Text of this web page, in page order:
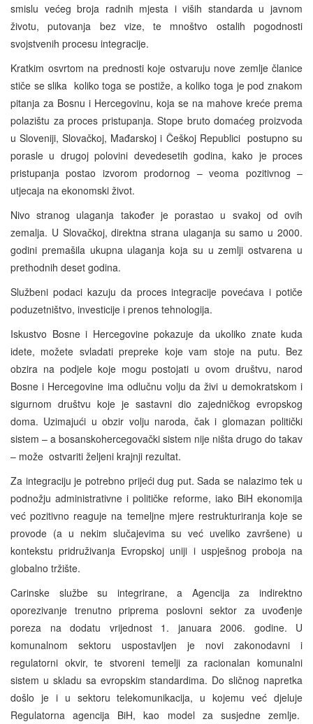
smislu većeg broja radnih mjesta i viših standarda u javnom
životu, putovanja bez vize, te mnoštvo ostalih pogodnosti
svojstvenih procesu integracije.
Kratkim osvrtom na prednosti koje ostvaruju nove zemlje članice
stiče se slika koliko toga se postiže, a koliko toga je pod znakom
pitanja za Bosnu i Hercegovinu, koja se na mahove kreće prema
polazištu za proces pristupanja. Stope bruto domaćeg proizvoda
u Sloveniji, Slovačkoj, Mađarskoj i Češkoj Republici postupno su
porasle u drugoj polovini devedesetih godina, kako je proces
pristupanja postao izvorom prodornog – veoma pozitivnog –
utjecaja na ekonomski život.
Nivo stranog ulaganja također je porastao u svakoj od ovih
zemalja. U Slovačkoj, direktna strana ulaganja su samo u 2000.
godini premašila ukupna ulaganja koja su u zemlji ostvarena u
prethodnih deset godina.
Službeni podaci kazuju da proces integracije povećava i potiče
poduzetništvo, investicije i prenos tehnologija.
Iskustvo Bosne i Hercegovine pokazuje da ukoliko znate kuda
idete, možete svladati prepreke koje vam stoje na putu. Bez
obzira na podjele koje mogu postojati u ovom društvu, narod
Bosne i Hercegovine ima odlučnu volju da živi u demokratskom i
sigurnom društvu koje je sastavni dio zajedničkog evropskog
doma. Uzimajući u obzir volju naroda, čak i glomazan politički
sistem – a bosanskohercegovački sistem nije ništa drugo do takav
– može ostvariti željeni krajnji rezultat.
Za integraciju je potrebno prijeći dug put. Sada se nalazimo tek u
podnožju administrativne i političke reforme, iako BiH ekonomija
već pozitivno reaguje na temeljne mjere restrukturiranja koje se
provode (a u nekim slučajevima su već uveliko završene) u
kontekstu pridruživanja Evropskoj uniji i uspješnog proboja na
globalno tržište.
Carinske službe su integrirane, a Agencija za indirektno
oporezivanje trenutno priprema poslovni sektor za uvođenje
poreza na dodatu vrijednost 1. januara 2006. godine. U
komunalnom sektoru uspostavljen je novi zakonodavni i
regulatorni okvir, te stvoreni temelji za racionalan komunalni
sistem u skladu sa evropskim standardima. Do sličnog napretka
došlo je i u sektoru telekomunikacija, u kojemu već djeluje
Regulatorna agencija BiH, kao model za susjedne zemlje.